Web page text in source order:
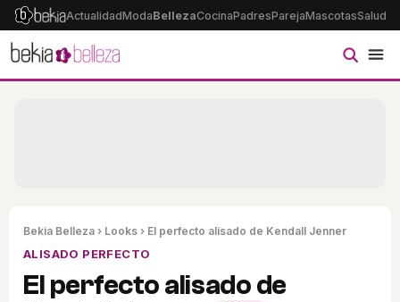
ActualidadModaBellezaCocinaPadresParejaMascotasSalud
Bekia Belleza › Looks › El perfecto alisado de Kendall Jenner
ALISADO PERFECTO
El perfecto alisado de